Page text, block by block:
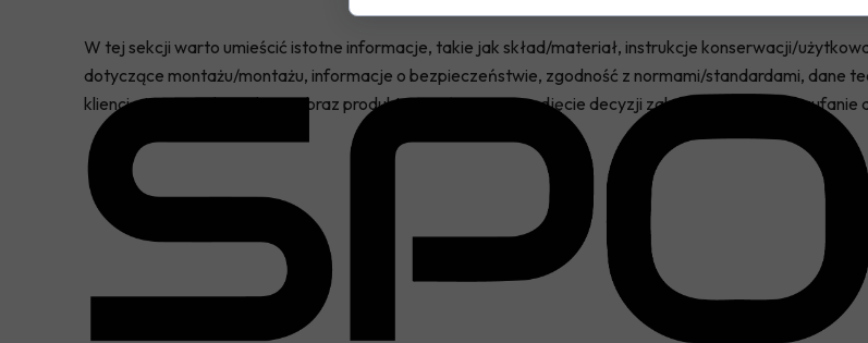
W tej sekcji warto umieścić istotne informacje, takie jak skład/materiał, instrukcje konserwacji/
dotyczące montażu/montażu, informacje o bezpieczeństwie, zgodność z normami/standardami, dane
klienci otrzymują kompletny obraz produktu, co ułatwia im podjęcie decyzji zakupowej i buduje zaufanie